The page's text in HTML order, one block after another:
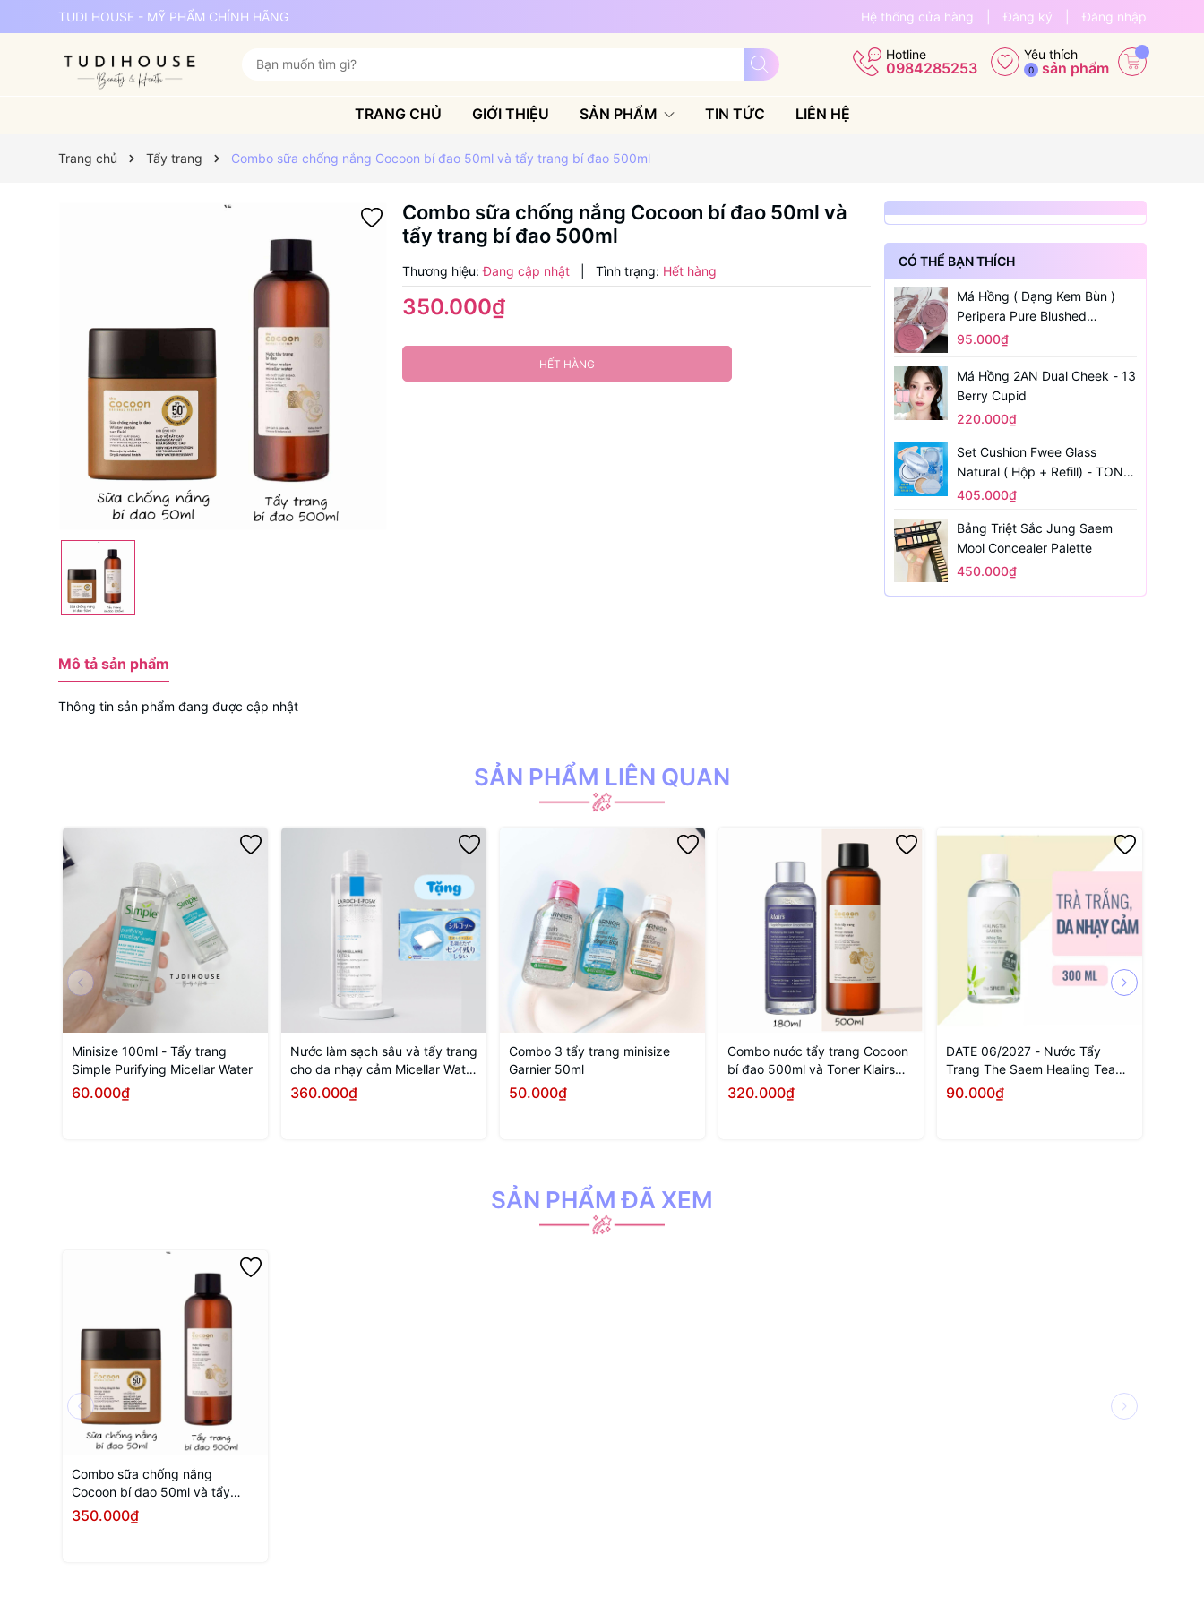
TUDI HOUSE - MỸ PHẨM CHÍNH HÃNG Hệ thống cửa hàng Đăng ký Đăng nhập
Hotline
0984285253
Yêu thích
0 sản phẩm
TRANG CHỦ GIỚI THIỆU SẢN PHẨM TIN TỨC LIÊN HỆ
Trang chủ Tẩy trang Combo sữa chống nắng Cocoon bí đao 50ml và tẩy trang bí đao 500ml
Combo sữa chống nắng Cocoon bí đao 50ml và
tẩy trang bí đao 500ml
Thương hiệu: Đang cập nhật Tình trạng: Hết hàng
350.000₫
HẾT HÀNG
Mô tả sản phẩm
Thông tin sản phẩm đang được cập nhật
CÓ THỂ BẠN THÍCH
Má Hồng ( Dạng Kem Bùn )
Peripera Pure Blushed
Sunshine Cheek
95.000₫
Má Hồng 2AN Dual Cheek - 13
Berry Cupid
220.000₫
Set Cushion Fwee Glass
Natural ( Hộp + Refill) - TONE
1.5
405.000₫
Bảng Triệt Sắc Jung Saem
Mool Concealer Palette
450.000₫
SẢN PHẨM LIÊN QUAN
Minisize 100ml - Tẩy trang
Simple Purifying Micellar Water
60.000₫
Nước làm sạch sâu và tẩy trang
cho da nhạy cảm Micellar Water
Ultra Sensitive 400m
360.000₫
Combo 3 tẩy trang minisize
Garnier 50ml
50.000₫
Combo nước tẩy trang Cocoon
bí đao 500ml và Toner Klairs
Klairs Supple Preparation
Unscented 180ml
320.000₫
DATE 06/2027 - Nước Tẩy
Trang The Saem Healing Tea
Garden White Tea Cleansing
Water 300ml
90.000₫
SẢN PHẨM ĐÃ XEM
Combo sữa chống nắng
Cocoon bí đao 50ml và tẩy
trang bí đao 500ml
350.000₫